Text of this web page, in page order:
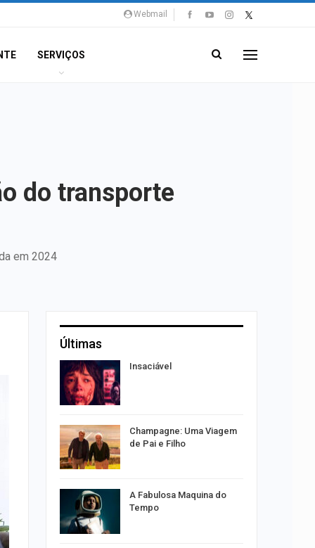
Webmail
SERVIÇOS
do transporte
em 2024
Últimas
Insaciável
Champagne: Uma Viagem
de Pai e Filho
A Fabulosa Maquina do
Tempo